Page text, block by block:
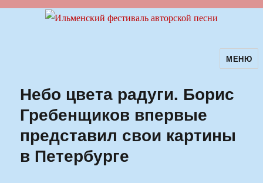
Ильменский фестиваль авторскойМЕНЮ
Небо цвета радуги. Борис
Гребенщиков впервые
представил свои картины
в Петербурге